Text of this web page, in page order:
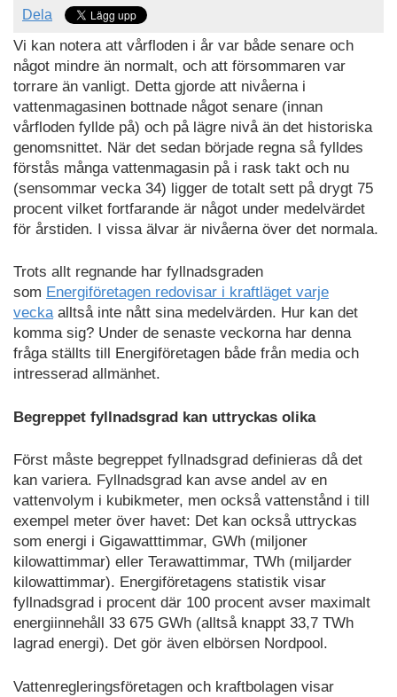
Dela
Vi kan notera att vårfloden i år var både senare och
något mindre än normalt, och att försommaren var
torrare än vanligt. Detta gjorde att nivåerna i
vattenmagasinen bottnade något senare (innan
vårfloden fyllde på) och på lägre nivå än det historiska
genomsnittet. När det sedan började regna så fylldes
förstås många vattenmagasin på i rask takt och nu
(sensommar vecka 34) ligger de totalt sett på drygt 75
procent vilket fortfarande är något under medelvärdet
för årstiden. I vissa älvar är nivåerna över det normala.
Trots allt regnande har fyllnadsgraden
som Energiföretagen redovisar i kraftläget varje
veckaalltså inte nått sina medelvärden. Hur kan det
komma sig? Under de senaste veckorna har denna
fråga ställts till Energiföretagen både från media och
intresserad allmänhet.
Begreppet fyllnadsgrad kan uttryckas olika
Först måste begreppet fyllnadsgrad definieras då det
kan variera. Fyllnadsgrad kan avse andel av en
vattenvolym i kubikmeter, men också vattenstånd i till
exempel meter över havet: Det kan också uttryckas
som energi i Gigawatttimmar, GWh (miljoner
kilowattimmar) eller Terawattimmar, TWh (miljarder
kilowattimmar). Energiföretagens statistik visar
fyllnadsgrad i procent där 100 procent avser maximalt
energiinnehåll 33 675 GWh (alltså knappt 33,7 TWh
lagrad energi). Det gör även elbörsen Nordpool.
Vattenregleringsföretagen och kraftbolagen visar